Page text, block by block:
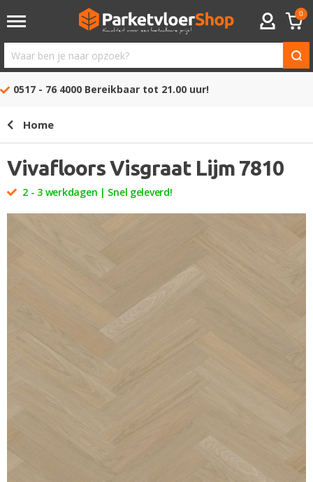
ACCOUNT
0
Waar
ben
opzoek?
0517 - 76 4000 Bereikbaar tot 21.00 uur!
Home
Vivafloors Visgraat Lijm 7810
2 - 3 werkdagen | Snel geleverd!